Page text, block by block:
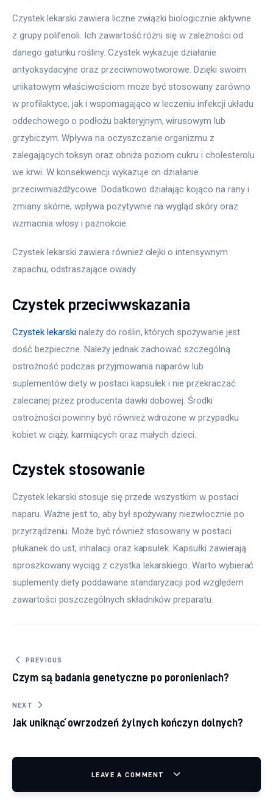
Czystek lekarski zawiera liczne związki biologicznie aktywne
z grupy polifenoli. Ich zawartość różni się w zależności od
danego gatunku rośliny. Czystek wykazuje działanie
antyoksydacyjne oraz przeciwnowotworowe. Dzięki swoim
unikatowym właściwościom może być stosowany zarówno
w profilaktyce, jak i wspomagająco w leczeniu infekcji układu
oddechowego o podłożu bakteryjnym, wirusowym lub
grzybiczym. Wpływa na oczyszczanie organizmu z
zalegających toksyn oraz obniża poziom cukru i cholesterolu
we krwi. W konsekwencji wykazuje on działanie
przeciwmiażdżycowe. Dodatkowo działając kojąco na rany i
zmiany skórne, wpływa pozytywnie na wygląd skóry oraz
wzmacnia włosy i paznokcie.
Czystek lekarski zawiera również olejki o intensywnym
zapachu, odstraszające owady.
Czystek przeciwwskazania
Czystek lekarski należy do roślin, których spożywanie jest
dość bezpieczne. Należy jednak zachować szczególną
ostrożność podczas przyjmowania naparów lub
suplementów diety w postaci kapsułek i nie przekraczać
zalecanej przez producenta dawki dobowej. Środki
ostrożności powinny być również wdrożone w przypadku
kobiet w ciąży, karmiących oraz małych dzieci.
Czystek stosowanie
Czystek lekarski stosuje się przede wszystkim w postaci
naparu. Ważne jest to, aby był spożywany niezwłocznie po
przyrządzeniu. Może być również stosowany w postaci
płukanek do ust, inhalacji oraz kapsułek. Kapsułki zawierają
sproszkowany wyciąg z czystka lekarskiego. Warto wybierać
suplementy diety poddawane standaryzacji pod względem
zawartości poszczególnych składników preparatu.
Nawigacja wpisu
PREVIOUS
Czym są badania genetyczne po poronieniach?
NEXT
Jak uniknąć owrzodzeń żylnych kończyn dolnych?
LEAVE A COMMENT